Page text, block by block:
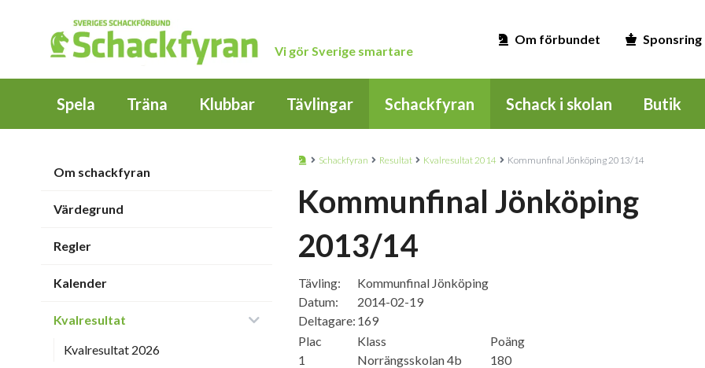
Vi gör Sverige smartare
Om förbundet Sponsring
Spela Träna Klubbar Tävlingar Schackfyran Schack i skolan Butik
Om schackfyran
Värdegrund
Regler
Kalender
Kvalresultat
Kvalresultat 2026
Schackfyran Resultat Kvalresultat 2014 Kommunfinal Jönköping 2013/14
Kommunfinal Jönköping
2013/14
Tävling:
Kommunfinal Jönköping
Datum:
2014-02-19
Deltagare: 169
Plac
Klass
Poäng
1
Norrängsskolan 4b
180